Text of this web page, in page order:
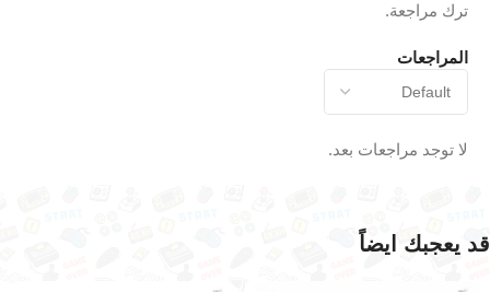
المراجعات
لا توجد مراجعات بعد.
ترك مراجعة.
قد يعجبك ايضاً